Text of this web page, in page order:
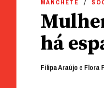
MANCHETE
há
Filipa Araújoe Flora